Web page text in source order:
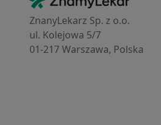
ZnanyLekarz Sp. z o.o.
ul. Kolejowa 5/7
01-217 Warszawa, Polska